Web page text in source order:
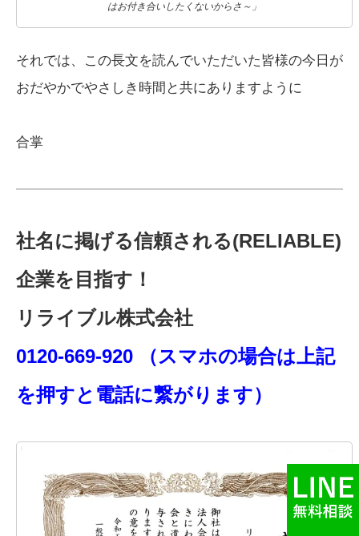
はお付き合いしたくないからさ～」
それでは、この長文を読んでいただいた皆様の今日が
おだやかでやさしき時間と共にありますように
合掌
社名に掲げる信頼される(RELIABLE)
企業を目指す！
リライブル株式会社
0120-669-920 （スマホの場合は上記
を押すと電話に繋がります）